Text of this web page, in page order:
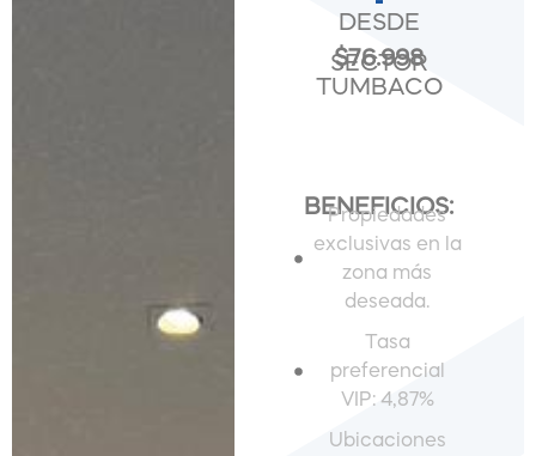
DESDE
$76.998
SECTOR
TUMBACO
BENEFICIOS:
Propiedades
exclusivas en la
zona más
deseada.
Tasa
preferencial
VIP: 4,87%
Ubicaciones